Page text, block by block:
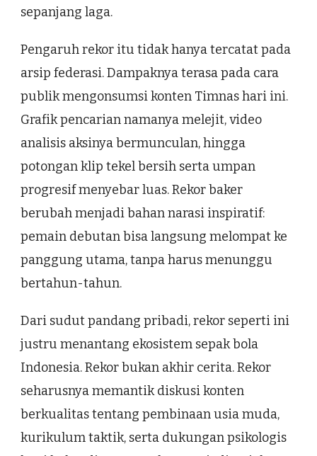
sepanjang laga.
Pengaruh rekor itu tidak hanya tercatat pada
arsip federasi. Dampaknya terasa pada cara
publik mengonsumsi konten Timnas hari ini.
Grafik pencarian namanya melejit, video
analisis aksinya bermunculan, hingga
potongan klip tekel bersih serta umpan
progresif menyebar luas. Rekor baker
berubah menjadi bahan narasi inspiratif:
pemain debutan bisa langsung melompat ke
panggung utama, tanpa harus menunggu
bertahun-tahun.
Dari sudut pandang pribadi, rekor seperti ini
justru menantang ekosistem sepak bola
Indonesia. Rekor bukan akhir cerita. Rekor
seharusnya memantik diskusi konten
berkualitas tentang pembinaan usia muda,
kurikulum taktik, serta dukungan psikologis